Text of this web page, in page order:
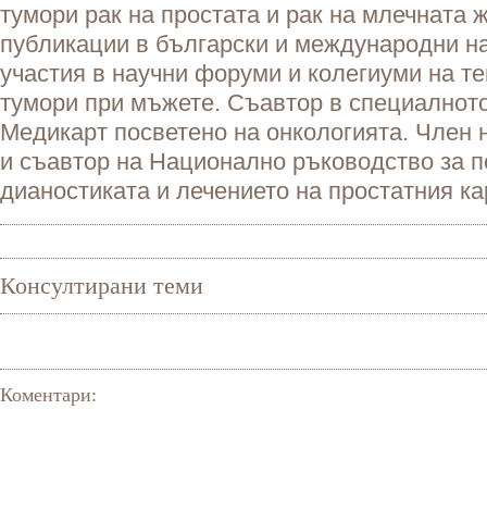
тумори рак на простата и рак на
публикации в български и международни
участия в научни форуми и колегиуми на
тумори при мъжете. Съавтор в
Медикарт посветено на онкологията. Член
и съавтор на Национално ръководство за
дианостиката и лечението на простатния
Консултирани теми
Коментари: